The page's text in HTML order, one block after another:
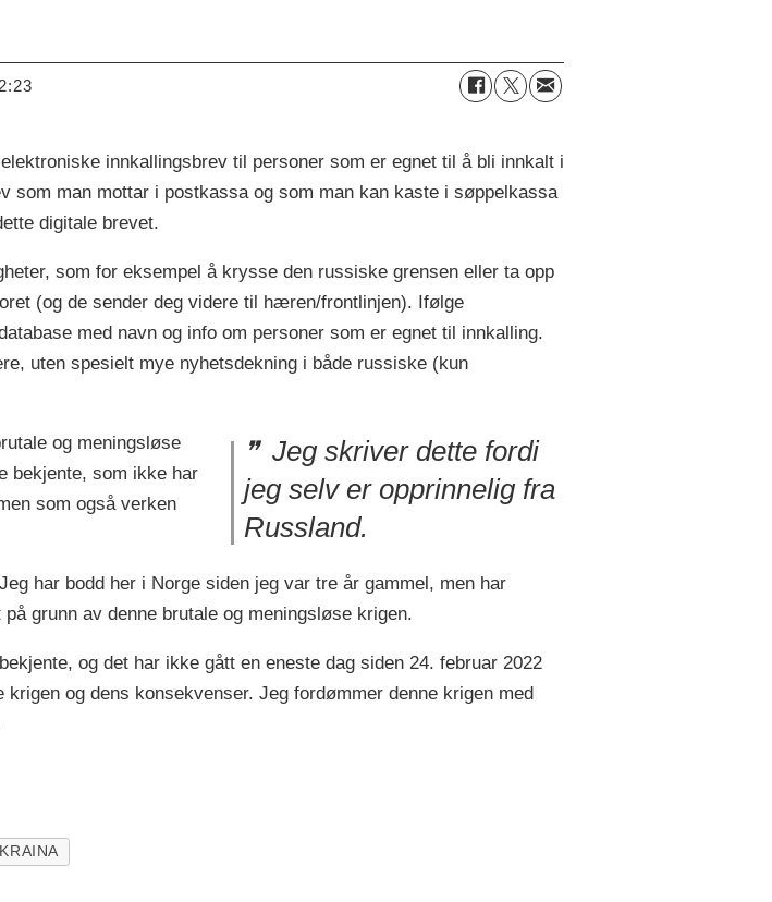
innkallingsbrev til personer som er egnet til å bli innkalt i
man mottar i postkassa og som man kan kaste i søppelkassa
digitale brevet.
som for eksempel å krysse den russiske grensen eller ta opp
(og de sender deg videre til hæren/frontlinjen). Ifølge
med navn og info om personer som er egnet til innkalling.
uten spesielt mye nyhetsdekning i både russiske (kun
Jeg skriver dette fordi
jeg selv er opprinnelig fra
Russland.
og meningsløse
bekjente, som ikke har
som også verken
har bodd her i Norge siden jeg var tre år gammel, men har
grunn av denne brutale og meningsløse krigen.
og det har ikke gått en eneste dag siden 24. februar 2022
og dens konsekvenser. Jeg fordømmer denne krigen med